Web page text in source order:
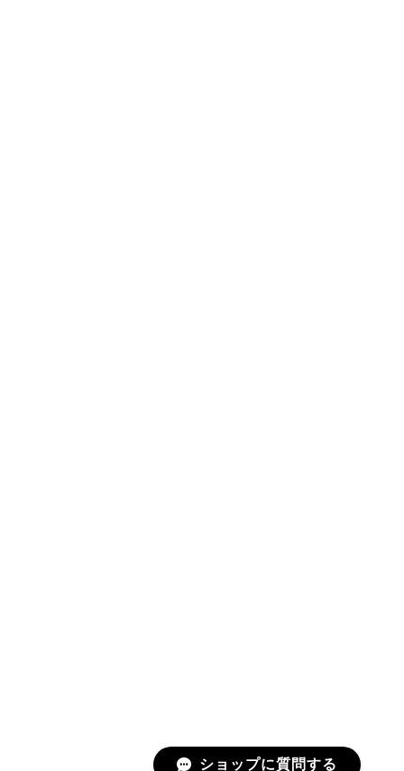
ショップに質問する